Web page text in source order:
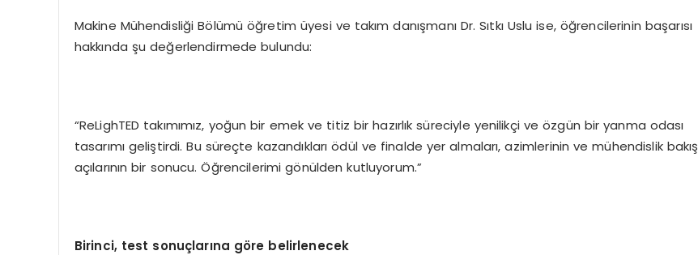
Makine Mühendisliği Bölümü öğretim üyesi ve takım danışmanı Dr. Sıtkı Uslu ise, öğrencilerinin başarısı
hakkında şu değerlendirmede bulundu:
“ReLighTED takımımız, yoğun bir emek ve titiz bir hazırlık süreciyle yenilikçi ve özgün bir yanma odası
tasarımı geliştirdi. Bu süreçte kazandıkları ödül ve finalde yer almaları, azimlerinin ve mühendislik bakış
açılarının bir sonucu. Öğrencilerimi gönülden kutluyorum.”
Birinci, test sonuçlarına göre belirlenecek